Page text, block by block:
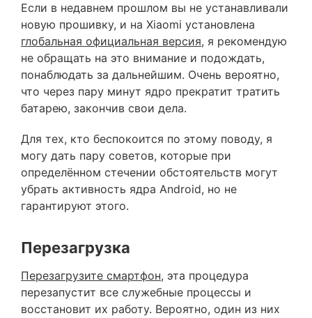
Если в недавнем прошлом вы не устанавливали
новую прошивку, и на Xiaomi установлена
глобальная официальная версия, я рекомендую
не обращать на это внимание и подождать,
понаблюдать за дальнейшим. Очень вероятно,
что через пару минут ядро прекратит тратить
батарею, закончив свои дела.
Для тех, кто беспокоится по этому поводу, я
могу дать пару советов, которые при
определённом стечении обстоятельств могут
убрать активность ядра Android, но не
гарантируют этого.
Перезагрузка
Перезагрузите смартфон, эта процедура
перезапустит все служебные процессы и
восстановит их работу. Вероятно, один из них